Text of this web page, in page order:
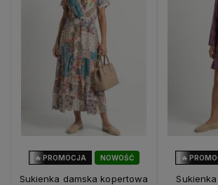
NOWOŚĆ
🔥 PROMOCJA
Sukienka damska kopertowa
🔥